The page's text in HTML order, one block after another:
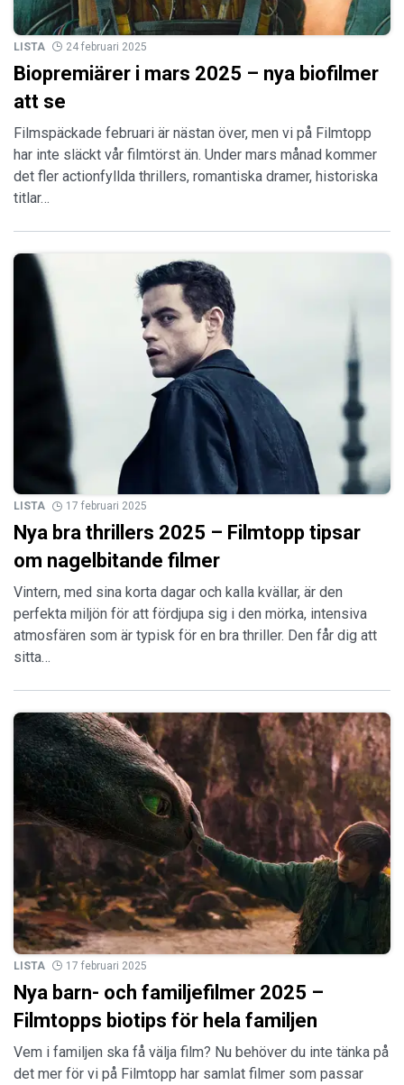
LISTA 24 februari 2025
Biopremiärer i mars 2025 – nya biofilmer
att se
Filmspäckade februari är nästan över, men vi på Filmtopp
har inte släckt vår filmtörst än. Under mars månad kommer
det fler actionfyllda thrillers, romantiska dramer, historiska
titlar…
LISTA 17 februari 2025
Nya bra thrillers 2025 – Filmtopp tipsar
om nagelbitande filmer
Vintern, med sina korta dagar och kalla kvällar, är den
perfekta miljön för att fördjupa sig i den mörka, intensiva
atmosfären som är typisk för en bra thriller. Den får dig att
sitta…
LISTA 17 februari 2025
Nya barn- och familjefilmer 2025 –
Filmtopps biotips för hela familjen
Vem i familjen ska få välja film? Nu behöver du inte tänka på
det mer för vi på Filmtopp har samlat filmer som passar